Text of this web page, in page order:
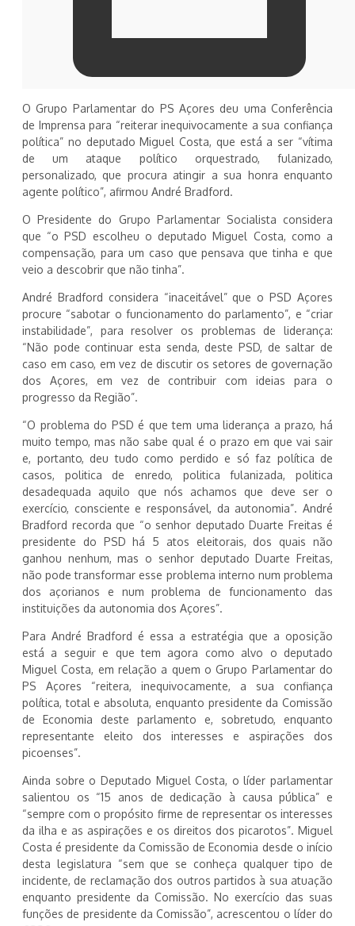
O Grupo Parlamentar do PS Açores deu uma Conferência
de Imprensa para “reiterar inequivocamente a sua confiança
política” no deputado Miguel Costa, que está a ser “vítima
de um ataque político orquestrado, fulanizado,
personalizado, que procura atingir a sua honra enquanto
agente político”, afirmou André Bradford.
O Presidente do Grupo Parlamentar Socialista considera
que “o PSD escolheu o deputado Miguel Costa, como a
compensação, para um caso que pensava que tinha e que
veio a descobrir que não tinha”.
André Bradford considera “inaceitável” que o PSD Açores
procure “sabotar o funcionamento do parlamento”, e “criar
instabilidade”, para resolver os problemas de liderança:
“Não pode continuar esta senda, deste PSD, de saltar de
caso em caso, em vez de discutir os setores de governação
dos Açores, em vez de contribuir com ideias para o
progresso da Região”.
“O problema do PSD é que tem uma liderança a prazo, há
muito tempo, mas não sabe qual é o prazo em que vai sair
e, portanto, deu tudo como perdido e só faz política de
casos, politica de enredo, politica fulanizada, politica
desadequada aquilo que nós achamos que deve ser o
exercício, consciente e responsável, da autonomia”. André
Bradford recorda que “o senhor deputado Duarte Freitas é
presidente do PSD há 5 atos eleitorais, dos quais não
ganhou nenhum, mas o senhor deputado Duarte Freitas,
não pode transformar esse problema interno num problema
dos açorianos e num problema de funcionamento das
instituições da autonomia dos Açores”.
Para André Bradford é essa a estratégia que a oposição
está a seguir e que tem agora como alvo o deputado
Miguel Costa, em relação a quem o Grupo Parlamentar do
PS Açores “reitera, inequivocamente, a sua confiança
política, total e absoluta, enquanto presidente da Comissão
de Economia deste parlamento e, sobretudo, enquanto
representante eleito dos interesses e aspirações dos
picoenses”.
Ainda sobre o Deputado Miguel Costa, o líder parlamentar
salientou os “15 anos de dedicação à causa pública” e
“sempre com o propósito firme de representar os interesses
da ilha e as aspirações e os direitos dos picarotos”. Miguel
Costa é presidente da Comissão de Economia desde o início
desta legislatura “sem que se conheça qualquer tipo de
incidente, de reclamação dos outros partidos à sua atuação
enquanto presidente da Comissão. No exercício das suas
funções de presidente da Comissão”, acrescentou o líder do